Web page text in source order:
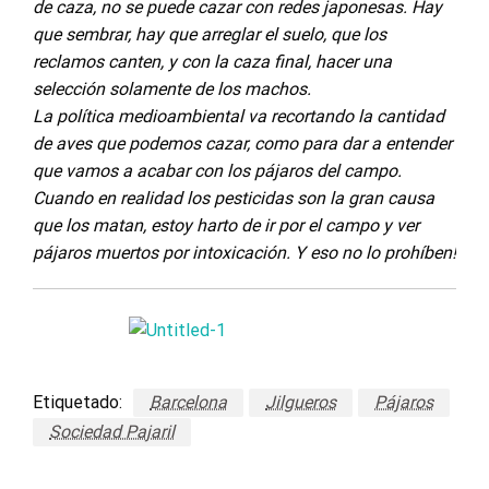
de caza, no se puede cazar con redes japonesas. Hay
que sembrar, hay que arreglar el suelo, que los
reclamos canten, y con la caza final, hacer una
selección solamente de los machos.
La política medioambiental va recortando la cantidad
de aves que podemos cazar, como para dar a entender
que vamos a acabar con los pájaros del campo.
Cuando en realidad los pesticidas son la gran causa
que los matan, estoy harto de ir por el campo y ver
pájaros muertos por intoxicación. Y eso no lo prohíben!
Etiquetado: Barcelona Jilgueros
Pájaros
Sociedad Pajaril